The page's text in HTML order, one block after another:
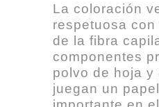
La coloración
respetuosa
de la fibra
componentes
polvo de hoja y
juegan un